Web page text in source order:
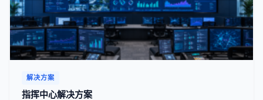
解决方案
指挥中心解决方案